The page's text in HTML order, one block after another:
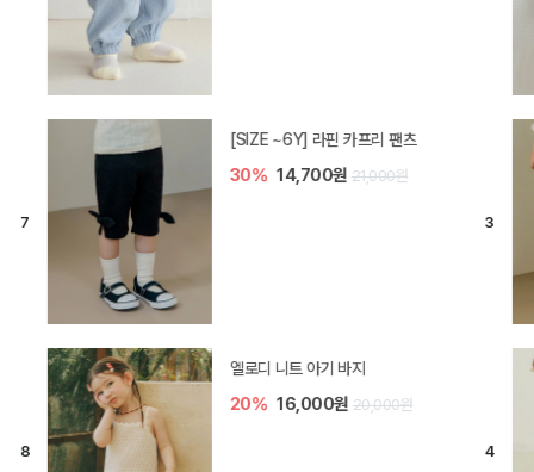
[SIZE ~6Y] 라핀 카프리 팬츠
30% 14,700원 21,000원
엘로디 니트 아기 바지
20% 16,000원 20,000원